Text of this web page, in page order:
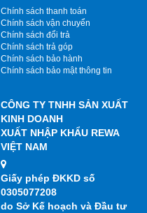
Chính sách thanh toán
Chính sách vận chuyển
Chính sách đổi trả
Chính sách trả góp
Chính sách bảo hành
Chính sách bảo mật thông tin
CÔNG TY TNHH SẢN XUẤT
KINH DOANH
XUẤT NHẬP KHẨU REWA
VIỆT NAM
Giấy phép ĐKKD số
0305077208
do Sở Kế hoạch và Đầu tư